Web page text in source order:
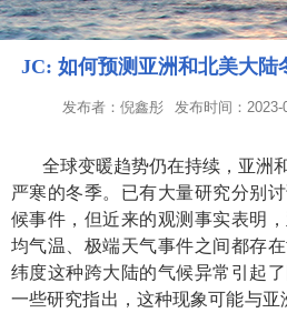
JC: 如何预测亚洲和北美大陆
发布者：倪鑫彤 发布时间：2023-
全球变暖趋势仍在持续，亚洲
严寒的冬季。已有大量研究分别
候事件，但近来的观测事实表明
均气温、极端天气事件之间都存
纬度这种跨大陆的气候异常引起
一些研究指出，这种现象可能与亚